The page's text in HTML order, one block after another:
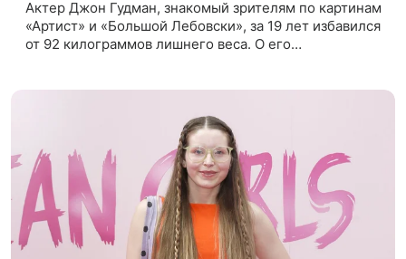
Актер Джон Гудман, знакомый зрителям по картинам
«Артист» и «Большой Лебовски», за 19 лет избавился
от 92 килограммов лишнего веса. О его